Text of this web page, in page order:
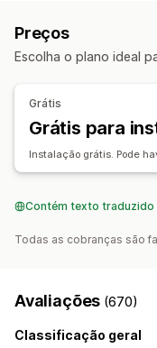
Gerenciamento de
Análise de desempenho
Acompanhamento de
Custo com
Acompanhamento de
Preços
Escolha o plano ideal
Grátis
Grátis para
Instalação grátis. Pode
Contém texto
Todas as cobranças são
Avaliações (670)
Classificação geral